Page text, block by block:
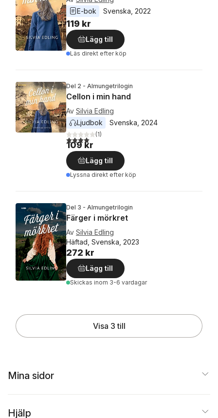
E-bok
Svenska 2022
119 kr
Lägg till
Läs direkt efter köp
Del 2 - Almungetrilogin
Cellon i min hand
Av Silvia Edling
Ljudbok
Svenska 2024
4,0utav 5 stjärnor. Totalt antal röster:
(1)
109 kr
Lägg till
Lyssna direkt efter köp
Del 3 - Almungetrilogin
Färger i mörkret
Av Silvia Edling
Häftad, Svenska, 2023
272 kr
Lägg till
Skickas inom 3-6 vardagar
Visa 3 till
Mina sidor
Hjälp